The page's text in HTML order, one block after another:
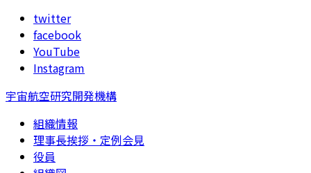
twitter
facebook
YouTube
Instagram
宇宙航空研究開発機構
組織情報
理事長挨拶・定例会見
役員